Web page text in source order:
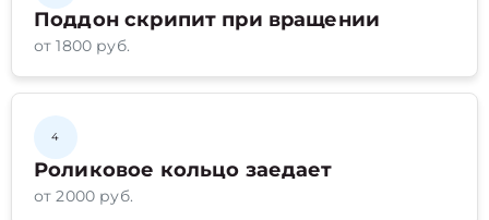
Поддон скрипит при вращении
от 1800 руб.
4
Роликовое кольцо заедает
от 2000 руб.